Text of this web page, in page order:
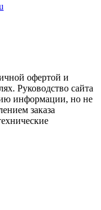
офертой и
Руководство сайта
информации, но не
заказа